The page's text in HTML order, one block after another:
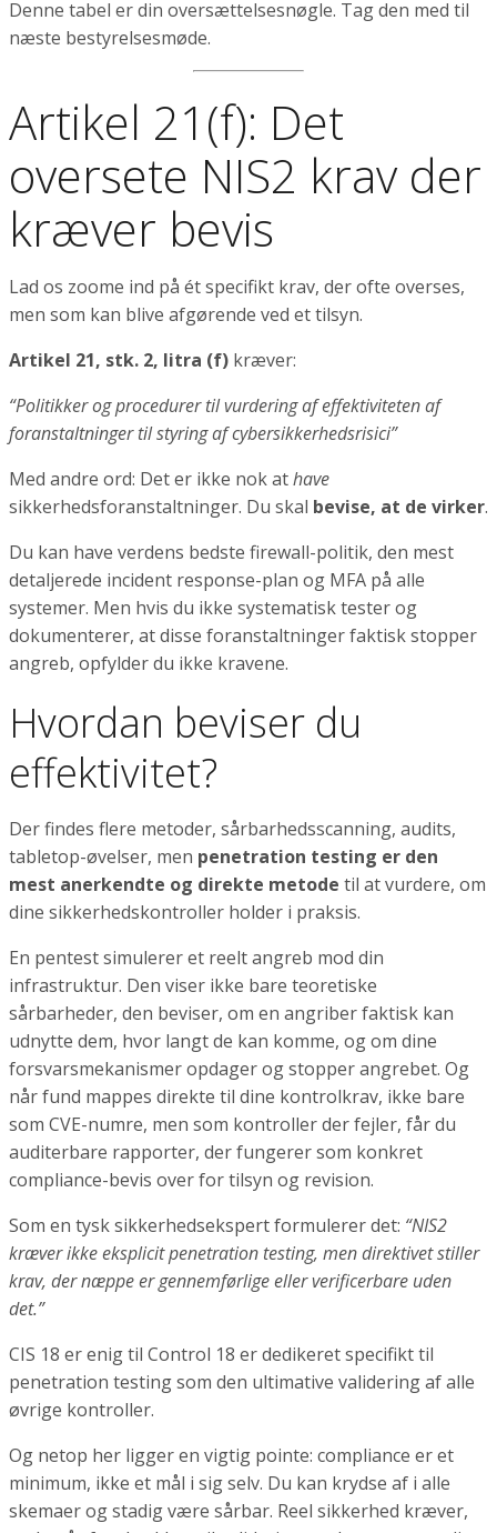
Denne tabel er din oversættelsesnøgle. Tag den med til
næste bestyrelsesmøde.
Artikel 21(f): Det
oversete NIS2 krav der
kræver bevis
Lad os zoome ind på ét specifikt krav, der ofte overses,
men som kan blive afgørende ved et tilsyn.
Artikel 21, stk. 2, litra (f) kræver:
“Politikker og procedurer til vurdering af effektiviteten af
foranstaltninger til styring af cybersikkerhedsrisici”
Med andre ord: Det er ikke nok athave
sikkerhedsforanstaltninger. Du skal bevise, at de virker.
Du kan have verdens bedste firewall-politik, den mest
detaljerede incident response-plan og MFA på alle
systemer. Men hvis du ikke systematisk tester og
dokumenterer, at disse foranstaltninger faktisk stopper
angreb, opfylder du ikke kravene.
Hvordan beviser du
effektivitet?
Der findes flere metoder, sårbarhedsscanning, audits,
tabletop-øvelser, men penetration testing er den
mest anerkendte og direkte metode til at vurdere, om
dine sikkerhedskontroller holder i praksis.
En pentest simulerer et reelt angreb mod din
infrastruktur. Den viser ikke bare teoretiske
sårbarheder, den beviser, om en angriber faktisk kan
udnytte dem, hvor langt de kan komme, og om dine
forsvarsmekanismer opdager og stopper angrebet. Og
når fund mappes direkte til dine kontrolkrav, ikke bare
som CVE-numre, men som kontroller der fejler, får du
auditerbare rapporter, der fungerer som konkret
compliance-bevis over for tilsyn og revision.
Som en tysk sikkerhedsekspert formulerer det: “NIS2
kræver ikke eksplicit penetration testing, men direktivet stiller
krav, der næppe er gennemførlige eller verificerbare uden
det.”
CIS 18 er enig til Control 18 er dedikeret specifikt til
penetration testing som den ultimative validering af alle
øvrige kontroller.
Og netop her ligger en vigtig pointe: compliance er et
minimum, ikke et mål i sig selv. Du kan krydse af i alle
skemaer og stadig være sårbar. Reel sikkerhed kræver,